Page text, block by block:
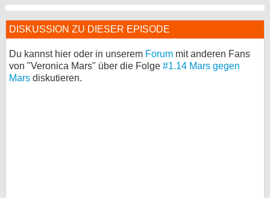
DISKUSSION ZU DIESER EPISODE
Du kannst hier oder in unserem Forum mit anderen Fans
von "Veronica Mars" über die Folge #1.14 Mars gegen
Mars diskutieren.